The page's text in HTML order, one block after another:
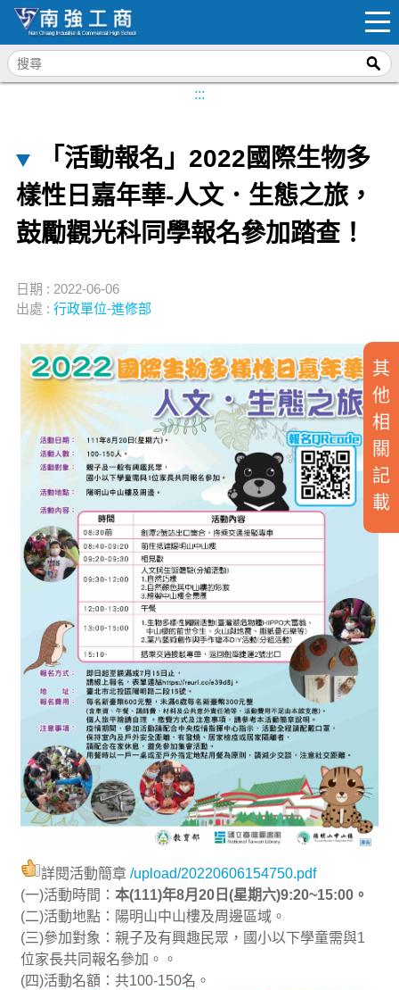
:::
「活動報名」2022國際生物多
樣性日嘉年華-人文．生態之旅，
鼓勵觀光科同學報名參加踏查！
日期 : 2022-06-06
出處 : 行政單位-進修部
詳閱活動簡章 /upload/20220606154750.pdf
(一)活動時間： 本(111)年8月20日(星期六)9:20~15:00。
(二)活動地點：陽明山中山樓及周邊區域。
(三)參加對象：親子及有興趣民眾，國小以下學童需與1
位家長共同報名參加。。
(四)活動名額：共100-150名。
其
他
相
關
記
載